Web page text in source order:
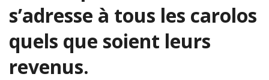
s’adresse à tous les carolos
quels que soient leurs
revenus.